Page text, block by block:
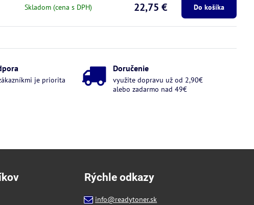
Skladom (cena s DPH) 22,75 € Do košíka
je priorita
Doručenie
využite dopravu už od 2,90€
alebo zadarmo nad 49€
Rýchle odkazy
info@readytoner.sk